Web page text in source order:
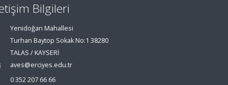
Bilgileri
Yenidoğan Mahallesi
Turhan Baytop Sokak No:1 38280
TALAS / KAYSERİ
aves@erciyes.edu.tr
0 352 207 66 66